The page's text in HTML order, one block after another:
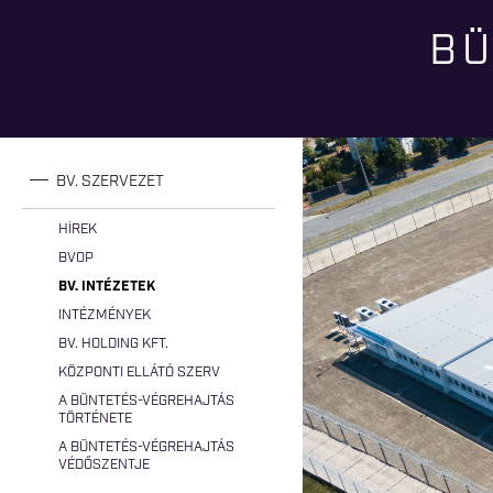
BV. SZERVEZET
HÍREK
BVOP
BV. INTÉZETEK
INTÉZMÉNYEK
BV. HOLDING KFT.
KÖZPONTI ELLÁTÓ SZERV
A BÜNTETÉS-VÉGREHAJTÁS
TÖRTÉNETE
A BÜNTETÉS-VÉGREHAJTÁS
VÉDŐSZENTJE